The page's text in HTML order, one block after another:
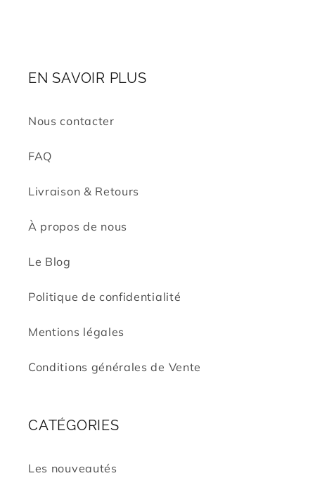
EN SAVOIR PLUS
Nous contacter
FAQ
Livraison & Retours
À propos de nous
Le Blog
Politique de confidentialité
Mentions légales
Conditions générales de Vente
CATÉGORIES
Les nouveautés